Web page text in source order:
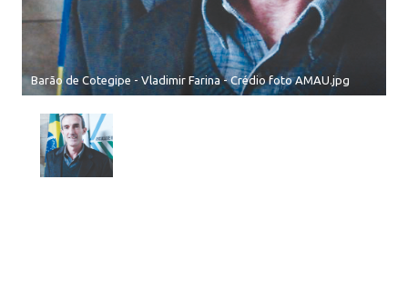
Barão de Cotegipe - Vladimir Farina - Crédio foto AMAU.jpg